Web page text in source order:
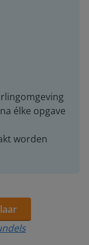
élke opgave
worden